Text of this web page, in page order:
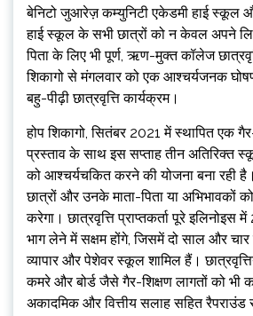
बेनिटो जुआरेज़ कम्युनिटी एकेडमी हाई स्कूल
हाई स्कूल के सभी छात्रों को न केवल अपने
पिता के लिए भी पूर्ण, ऋण-मुक्त कॉलेज
शिकागो से मंगलवार को एक आश्चर्यजनक
बहु-पीढ़ी छात्रवृत्ति कार्यक्रम।
होप शिकागो, सितंबर 2021 में स्थापित एक
प्रस्ताव के साथ इस सप्ताह तीन अतिरिक्त
को आश्चर्यचकित करने की योजना बना
छात्रों और उनके माता-पिता या अभिभावकों को
करेगा। छात्रवृत्ति प्राप्तकर्ता पूरे इलिनोइस
भाग लेने में सक्षम होंगे, जिसमें दो साल और
व्यापार और पेशेवर स्कूल शामिल हैं।
कमरे और बोर्ड जैसे गैर-शिक्षण लागतों को भी
अकादमिक और वित्तीय सलाह सहित